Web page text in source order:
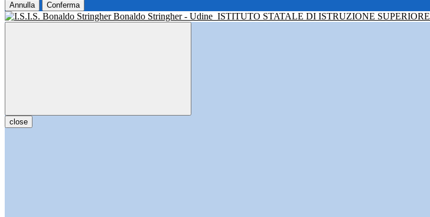
Annulla Conferma
Bonaldo Stringher - Udine ISTITUTO STATALE DI ISTRUZIONE SUPERIORE
close